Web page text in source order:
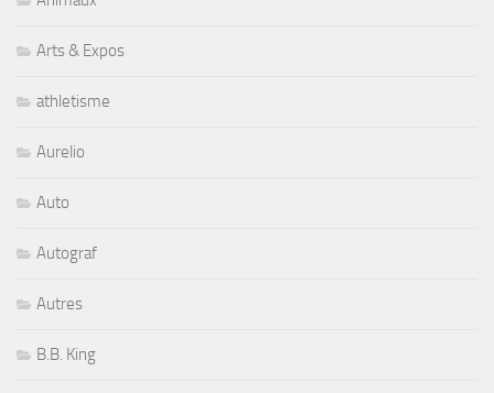
Arts & Expos
athletisme
Aurelio
Auto
Autograf
Autres
B.B. King